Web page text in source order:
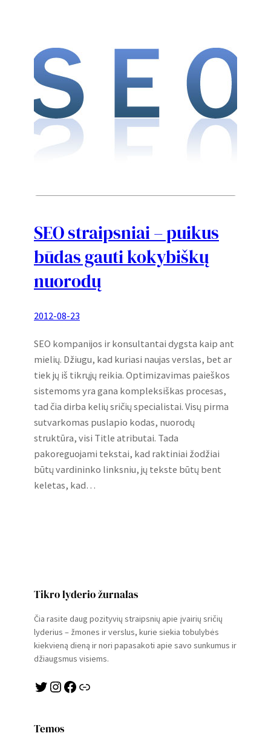
SEO straipsniai – puikus
būdas gauti kokybiškų
nuorodų
2012-08-23
SEO kompanijos ir konsultantai dygsta kaip ant
mielių. Džiugu, kad kuriasi naujas verslas, bet ar
tiek jų iš tikrųjų reikia. Optimizavimas paieškos
sistemoms yra gana kompleksiškas procesas,
tad čia dirba kelių sričių specialistai. Visų pirma
sutvarkomas puslapio kodas, nuorodų
struktūra, visi Title atributai. Tada
pakoreguojami tekstai, kad raktiniai žodžiai
būtų vardininko linksniu, jų tekste būtų bent
keletas, kad…
Tikro lyderio žurnalas
Čia rasite daug pozityvių straipsnių apie įvairių sričių
lyderius – žmones ir verslus, kurie siekia tobulybės
kiekvieną dieną ir nori papasakoti apie savo sunkumus ir
džiaugsmus visiems.
Twitter Instagram Facebook Link
Temos